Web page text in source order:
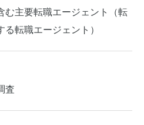
む主要転職エージェント（転
転職エージェント）
査